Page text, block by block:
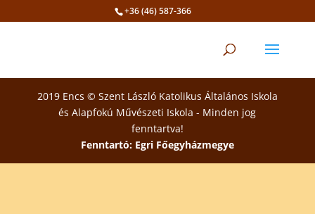
+36 (46) 587-366
2019 Encs © Szent László Katolikus Általános Iskola
és Alapfokú Művészeti Iskola - Minden jog
fenntartva!
Fenntartó: Egri Főegyházmegye